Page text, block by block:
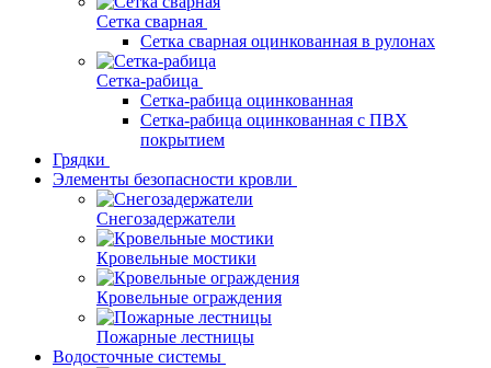
Сетка сварная
Сетка сварная оцинкованная в рулонах
Сетка-рабица
Сетка-рабица оцинкованная
Сетка-рабица оцинкованная с ПВХ
покрытием
Грядки
Элементы безопасности кровли
Снегозадержатели
Кровельные мостики
Кровельные ограждения
Пожарные лестницы
Водосточные системы